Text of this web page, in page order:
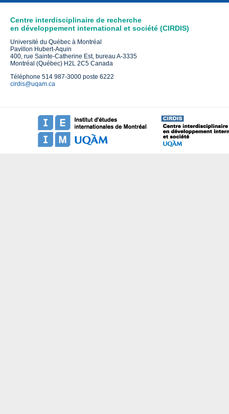
Centre interdisciplinaire de recherche
en développement international et société (CIRDIS)
Université du Québec à Montréal
Pavillon Hubert-Aquin
400, rue Sainte-Catherine Est, bureau A-3335
Montréal (Québec) H2L 2C5 Canada
Téléphone 514 987-3000 poste 6222
cirdis@uqam.ca